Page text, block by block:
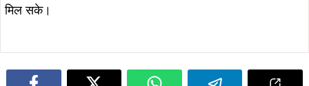
मिल सके।